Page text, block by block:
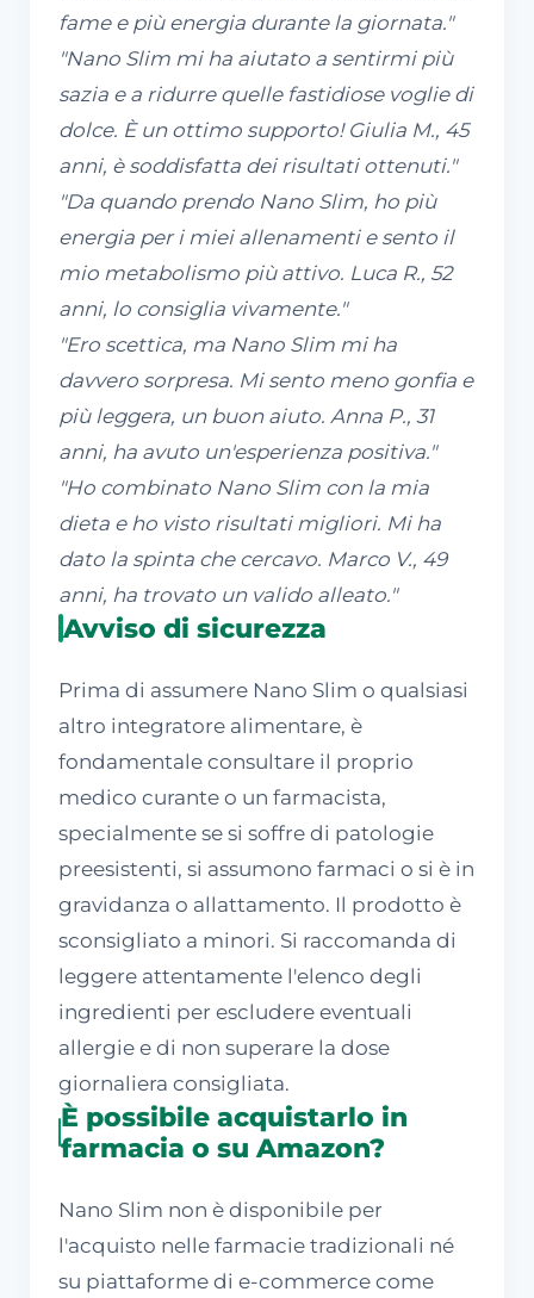
fame e più energia durante la giornata."
"Nano Slim mi ha aiutato a sentirmi più
sazia e a ridurre quelle fastidiose voglie di
dolce. È un ottimo supporto! Giulia M., 45
anni, è soddisfatta dei risultati ottenuti."
"Da quando prendo Nano Slim, ho più
energia per i miei allenamenti e sento il
mio metabolismo più attivo. Luca R., 52
anni, lo consiglia vivamente."
"Ero scettica, ma Nano Slim mi ha
davvero sorpresa. Mi sento meno gonfia e
più leggera, un buon aiuto. Anna P., 31
anni, ha avuto un'esperienza positiva."
"Ho combinato Nano Slim con la mia
dieta e ho visto risultati migliori. Mi ha
dato la spinta che cercavo. Marco V., 49
anni, ha trovato un valido alleato."
Avviso di sicurezza
Prima di assumere Nano Slim o qualsiasi
altro integratore alimentare, è
fondamentale consultare il proprio
medico curante o un farmacista,
specialmente se si soffre di patologie
preesistenti, si assumono farmaci o si è in
gravidanza o allattamento. Il prodotto è
sconsigliato a minori. Si raccomanda di
leggere attentamente l'elenco degli
ingredienti per escludere eventuali
allergie e di non superare la dose
giornaliera consigliata.
È possibile acquistarlo in
farmacia o su Amazon?
Nano Slim non è disponibile per
l'acquisto nelle farmacie tradizionali né
su piattaforme di e-commerce come